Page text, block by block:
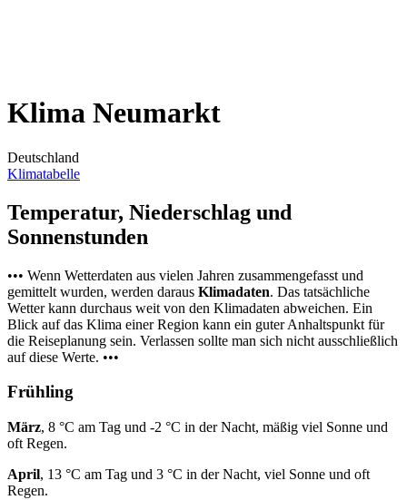
Klima Neumarkt
Deutschland
Klimatabelle
Temperatur, Niederschlag und
Sonnenstunden
••• Wenn Wetterdaten aus vielen Jahren zusammengefasst und
gemittelt wurden, werden daraus Klimadaten. Das tatsächliche
Wetter kann durchaus weit von den Klimadaten abweichen. Ein
Blick auf das Klima einer Region kann ein guter Anhaltspunkt für
die Reiseplanung sein. Verlassen sollte man sich nicht ausschließlich
auf diese Werte. •••
Frühling
März, 8 °C am Tag und -2 °C in der Nacht, mäßig viel Sonne und
oft Regen.
April, 13 °C am Tag und 3 °C in der Nacht, viel Sonne und oft
Regen.